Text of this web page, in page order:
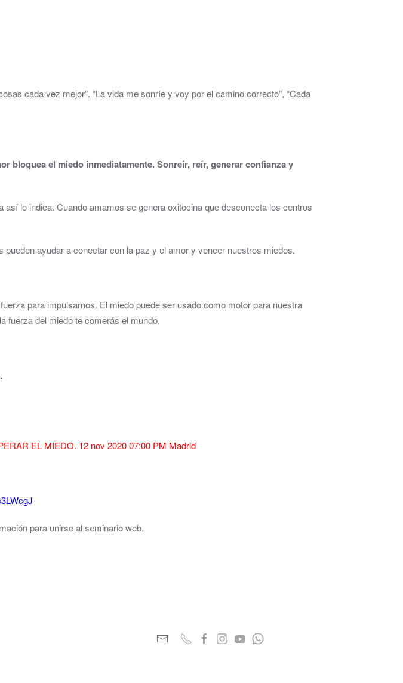
cada vez mejor”. “La vida me sonríe y voy por el camino correcto”, “Cada
bloquea el miedo inmediatamente. Sonreír, reír, generar confianza y
lo indica. Cuando amamos se genera oxitocina que desconecta los centros
ayudar a conectar con la paz y el amor y vencer nuestros miedos.
para impulsarnos. El miedo puede ser usado como motor para nuestra
fuerza del miedo te comerás el mundo.
EL MIEDO. 12 nov 2020 07:00 PM Madrid
para unirse al seminario web.